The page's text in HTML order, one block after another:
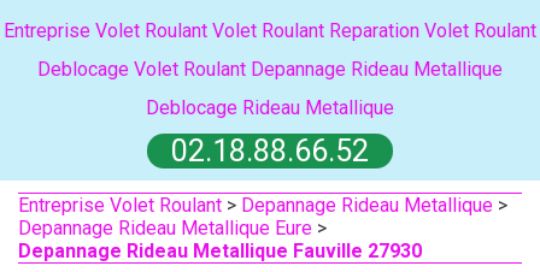
Entreprise Volet Roulant Volet Roulant Reparation Volet Roulant
Deblocage Volet Roulant Depannage Rideau Metallique
Deblocage Rideau Metallique
02.18.88.66.52
Entreprise Volet Roulant > Depannage Rideau Metallique >
Depannage Rideau Metallique Eure >
Depannage Rideau Metallique Fauville 27930